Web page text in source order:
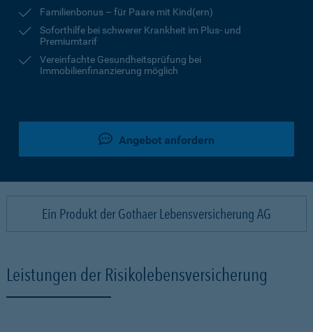
Familienbonus – für Paare mit Kind(ern)
Soforthilfe bei schwerer Krankheit im Plus- und
Premiumtarif
Vereinfachte Gesundheitsprüfung bei
Immobilienfinanzierung möglich
Angebot anfordern
Ein Produkt der Gothaer Lebensversicherung AG
Leistungen der Risikolebensversicherung